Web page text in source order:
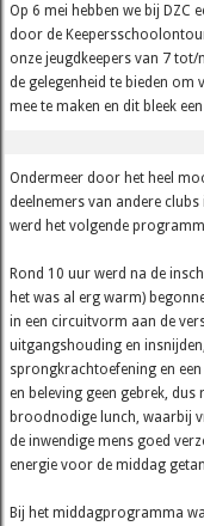
Op 6 mei hebben we bij DZC
door de
onze jeugdkeepers van 7
de gelegenheid te bieden om
mee te maken en dit bleek
Ondermeer door het heel
deelnemers van andere
werd het volgende
Rond 10 uur werd na de
het was al erg warm)
in een circuitvorm aan de
uitgangshouding en
sprongkrachtoefening en
en beleving geen gebrek,
broodnodige lunch, waarbij
de inwendige mens goed
energie voor de middag
Bij het middagprogramma